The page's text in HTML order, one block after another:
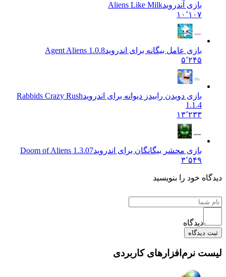
بازی آندروید Aliens Like Milk
۱۰٬۱۰۷
بازی عامل بیگانه برای اندروید Agent Aliens 1.0.8
بازی دویدن رابیدز دیوانه برای اندروید Rabbids Crazy Rush
۱۳٬۲۳۳
بازی محشر بیگانگان برای اندروید Doom of Aliens 1.3.07
خود را بنویسید
نرم‌افزارهای کاربردی